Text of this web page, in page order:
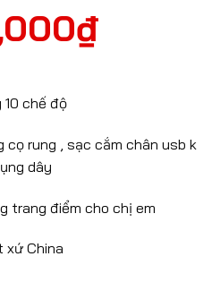
₫
10 chế độ
cọ rung , sạc cắm chân usb k
dây
trang điểm cho chị em
xứ China